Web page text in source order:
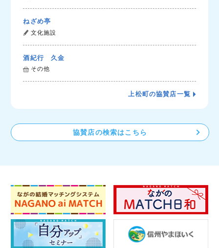
ねざめ亭
文化施設
酒紀行 久金
その他
上松町の協賛店一覧
協賛店の検索はこちら